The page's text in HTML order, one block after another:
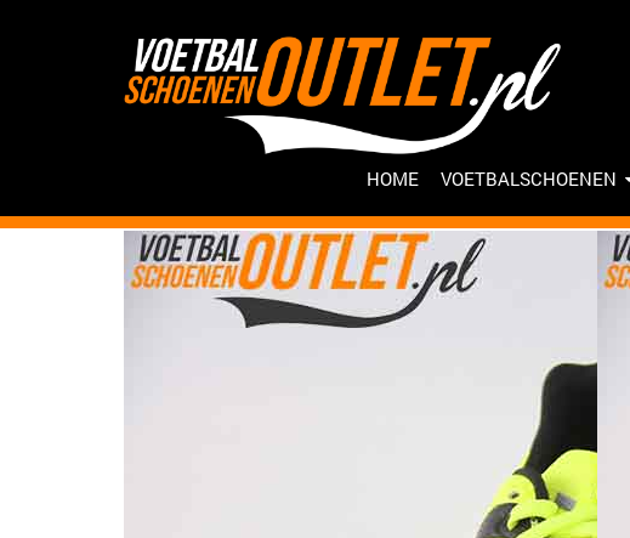
HOME VOETBALSCHOENEN